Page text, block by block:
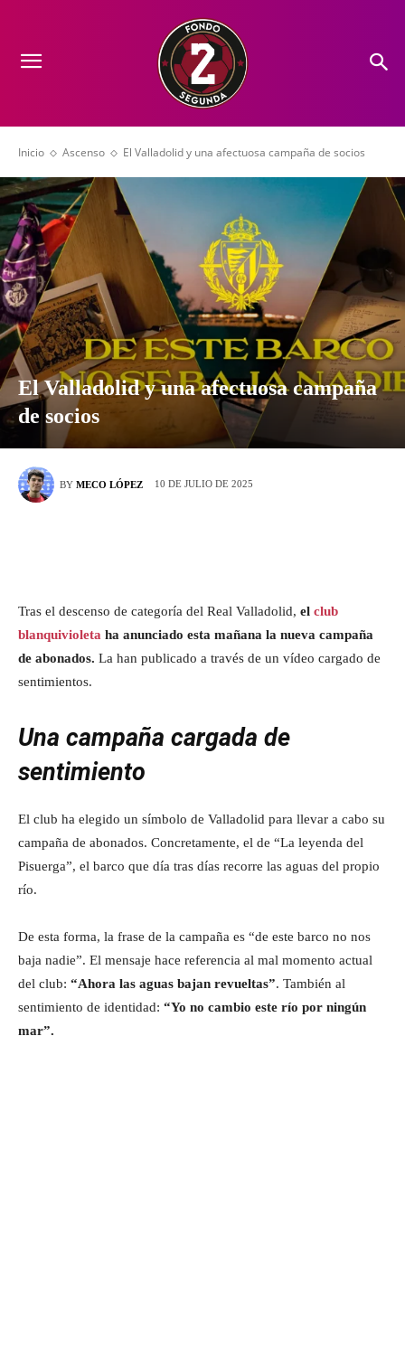
Inicio Ascenso El Valladolid y una afectuosa campaña de socios
El Valladolid y una afectuosa campaña
de socios
BY MECO LÓPEZ 10 DE JULIO DE 2025
Tras el descenso de categoría del Real Valladolid, el club
blanquivioleta ha anunciado esta mañana la nueva campaña
de abonados. La han publicado a través de un vídeo cargado de
sentimientos.
Una campaña cargada de
sentimiento
El club ha elegido un símbolo de Valladolid para llevar a cabo su
campaña de abonados. Concretamente, el de “La leyenda del
Pisuerga”, el barco que día tras días recorre las aguas del propio
río.
De esta forma, la frase de la campaña es “de este barco no nos
baja nadie”. El mensaje hace referencia al mal momento actual
del club: “Ahora las aguas bajan revueltas”. También al
sentimiento de identidad: “Yo no cambio este río por ningún
mar”.